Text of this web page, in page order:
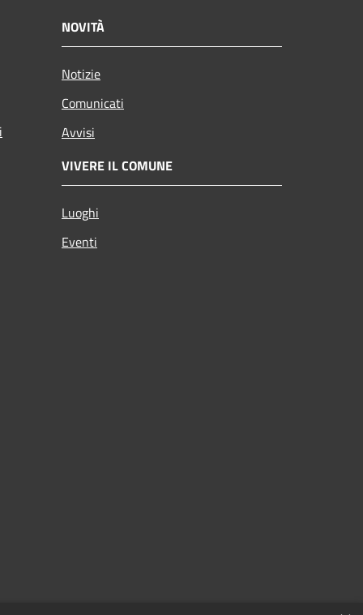
NOVITÀ
Notizie
Comunicati
Avvisi
VIVERE IL COMUNE
Luoghi
Eventi